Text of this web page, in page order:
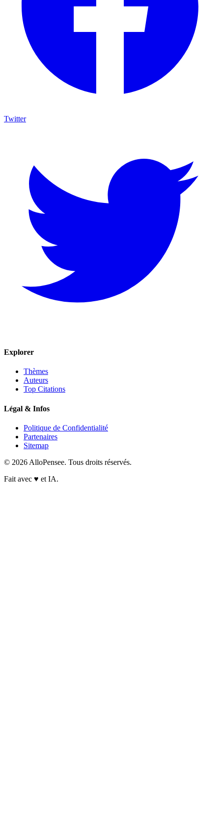
Twitter
Explorer
Thèmes
Auteurs
Top Citations
Légal & Infos
Politique de Confidentialité
Partenaires
Sitemap
© 2026 AlloPensee. Tous droits réservés.
Fait avec ♥ et IA.